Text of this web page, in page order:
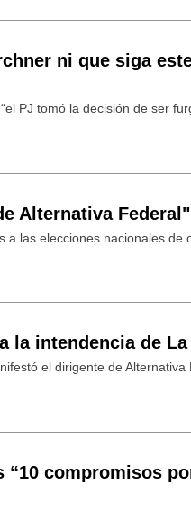
ni que siga
PJ tomó la decisión de ser
Alternativa Federal"
las elecciones nacionales de
la intendencia de
el dirigente de Alternativa
“10 compromisos